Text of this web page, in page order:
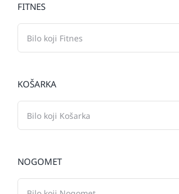
FITNES
KOŠARKA
NOGOMET